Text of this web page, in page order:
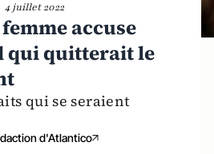
4 juillet 2022
accuse
qui quitterait le
qui se seraient
d'Atlantico